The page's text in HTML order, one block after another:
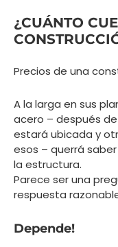
¿CUÁNTO
Precios de una
A la larga en sus
acero – después
estará ubicada y
esos – querrá
la estructura.
Parece ser una
respuesta
Depende!